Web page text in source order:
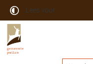
Lees voor